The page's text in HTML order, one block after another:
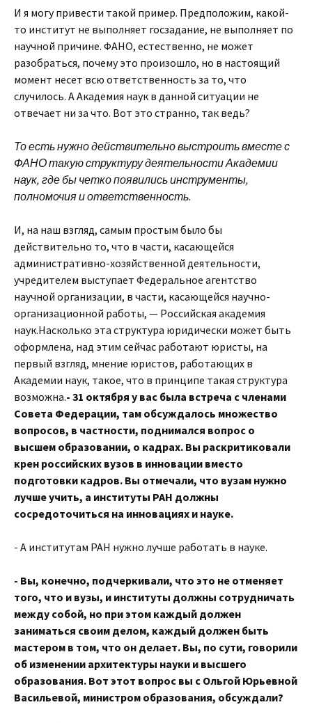
И я могу привести такой пример. Предположим, какой-
то институт не выполняет госзадание, не выполняет по
научной причине. ФАНО, естественно, не может
разобраться, почему это произошло, но в настоящий
момент несет всю ответственность за то, что
случилось. А Академия наук в данной ситуации не
отвечает ни за что. Вот это странно, так ведь?
То есть нужно действительно выстроить вместе с
ФАНО такую структуру деятельности Академии
наук, где бы четко появились инструменты,
полномочия и ответственность.
И, на наш взгляд, самым простым было бы
действительно то, что в части, касающейся
административно-хозяйственной деятельности,
учредителем выступает Федеральное агентство
научной организации, в части, касающейся научно-
организационной работы, — Российская академия
наук.Насколько эта структура юридически может быть
оформлена, над этим сейчас работают юристы, на
первый взгляд, мнение юристов, работающих в
Академии наук, такое, что в принципе такая структура
возможна.- 31 октября у вас была встреча с членами
Совета Федерации, там обсуждалось множество
вопросов, в частности, поднимался вопрос о
высшем образовании, о кадрах. Вы раскритиковали
крен российских вузов в инновации вместо
подготовки кадров. Вы отмечали, что вузам нужно
лучше учить, а институты РАН должны
сосредоточиться на инновациях и науке.
- А институтам РАН нужно лучше работать в науке.
- Вы, конечно, подчеркивали, что это не отменяет
того, что и вузы, и институты должны сотрудничать
между собой, но при этом каждый должен
заниматься своим делом, каждый должен быть
мастером в том, что он делает. Вы, по сути, говорили
об изменении архитектуры науки и высшего
образования. Вот этот вопрос вы с Ольгой Юрьевной
Васильевой, министром образования, обсуждали?